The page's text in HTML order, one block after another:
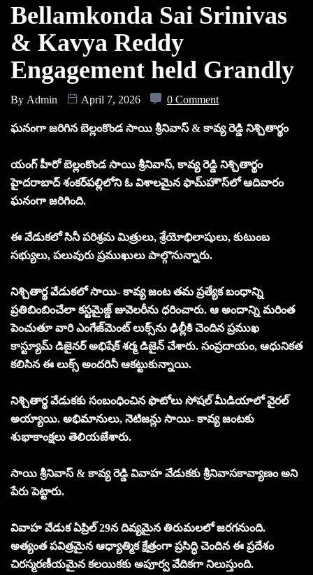
Bellamkonda Sai Srinivas
& Kavya Reddy
Engagement held Grandly
By Admin April 7, 2026 0 Comment
ఘనంగా జరిగిన బెల్లంకొండ సాయి శ్రీనివాస్ & కావ్య రెడ్డి నిశ్చితార్థం
యంగ్ హీరో బెల్లంకొండ సాయి శ్రీనివాస్, కావ్య రెడ్డి నిశ్చితార్థం
హైదరాబాద్‌ శంకర్‌పల్లిలోని ఓ విశాలమైన ఫామ్‌హౌస్‌లో ఆదివారం
ఘనంగా జరిగింది.
ఈ వేడుకలో సినీ పరిశ్రమ మిత్రులు, శ్రేయోభిలాషులు, కుటుంబ
సభ్యులు, పలువురు ప్రముఖులు పాల్గొనున్నారు.
నిశ్చితార్థ వేడుకలో సాయి- కావ్య జంట తమ ప్రత్యేక బంధాన్ని
ప్రతిబింబించేలా కస్టమైజ్డ్ జువెలరీను ధరించారు. ఆ అందాన్ని మరింత
పెంచుతూ వారి ఎంగేజ్‌మెంట్ లుక్స్‌ను ఢిల్లీకి చెందిన ప్రముఖ
కాస్ట్యూమ్ డిజైనర్ అభిషేక్ శర్మ డిజైన్ చేశారు. సంప్రదాయం, ఆధునికత
కలిసిన ఈ లుక్స్ అందరినీ ఆకట్టుకున్నాయి.
నిశ్చితార్థ వేడుకకు సంబంధించిన ఫొటోలు సోషల్‌ మీడియాలో వైరల్
అయ్యాయి. అభిమానులు, నెటిజన్లు సాయి- కావ్య జంటకు
శుభాకాంక్షలు తెలియజేశారు.
సాయి శ్రీనివాస్ & కావ్య రెడ్డి వివాహ వేడుకకు శ్రీనివాసకావ్యాణం అని
పేరు పెట్టారు.
వివాహ వేడుక ఏప్రిల్ 29న దివ్యమైన తిరుమలలో జరగనుంది.
అత్యంత పవిత్రమైన ఆధ్యాత్మిక క్షేత్రంగా ప్రసిద్ధి చెందిన ఈ ప్రదేశం
చిరస్మరణీయమైన కలయికకు అపూర్వ వేదికగా నిలుస్తుంది.